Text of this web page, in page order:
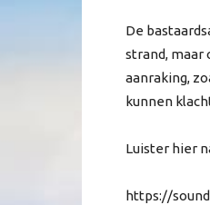
De
strand, maar
aanraking,
kunnen
Luister hier
https://